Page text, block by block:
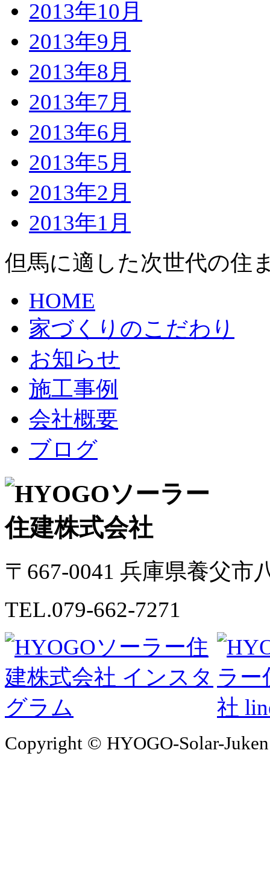
2013年10月
2013年9月
2013年8月
2013年7月
2013年6月
2013年5月
2013年2月
2013年1月
但馬に適した次世代の住
HOME
家づくりのこだわり
お知らせ
施工事例
会社概要
ブログ
〒667-0041 兵庫県養父市
TEL.079-662-7271
Copyright © HYOGO-Solar-